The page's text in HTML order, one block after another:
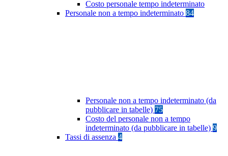
Costo personale tempo indeterminato
Personale non a tempo indeterminato 84
Personale non a tempo indeterminato (da
pubblicare in tabelle) 75
Costo del personale non a tempo
indeterminato (da pubblicare in tabelle) 9
Tassi di assenza 4